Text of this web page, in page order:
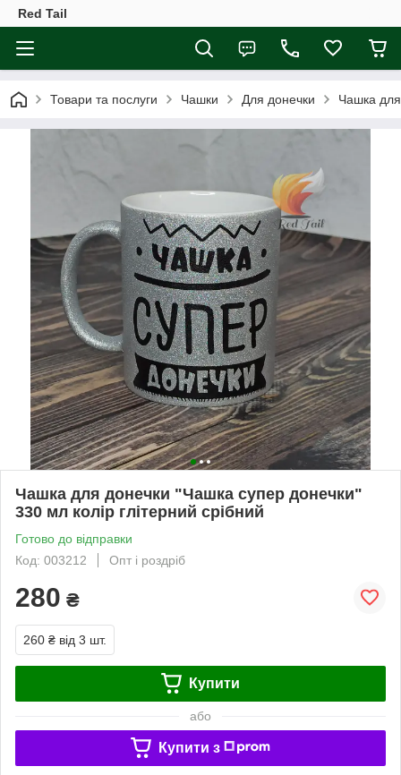
Red Tail
Товари та послуги Чашки Для донечки Чашка для
Чашка для донечки "Чашка супер донечки"
330 мл колір глітерний срібний
Готово до відправки
Код: 003212
Опт і роздріб
280 ₴
260 ₴ від 3 шт.
Купити
або
Купити з